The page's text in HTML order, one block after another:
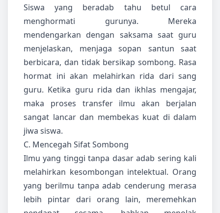
Siswa yang beradab tahu betul cara
menghormati gurunya. Mereka
mendengarkan dengan saksama saat guru
menjelaskan, menjaga sopan santun saat
berbicara, dan tidak bersikap sombong. Rasa
hormat ini akan melahirkan rida dari sang
guru. Ketika guru rida dan ikhlas mengajar,
maka proses transfer ilmu akan berjalan
sangat lancar dan membekas kuat di dalam
jiwa siswa.
C. Mencegah Sifat Sombong
Ilmu yang tinggi tanpa dasar adab sering kali
melahirkan kesombongan intelektual. Orang
yang berilmu tanpa adab cenderung merasa
lebih pintar dari orang lain, meremehkan